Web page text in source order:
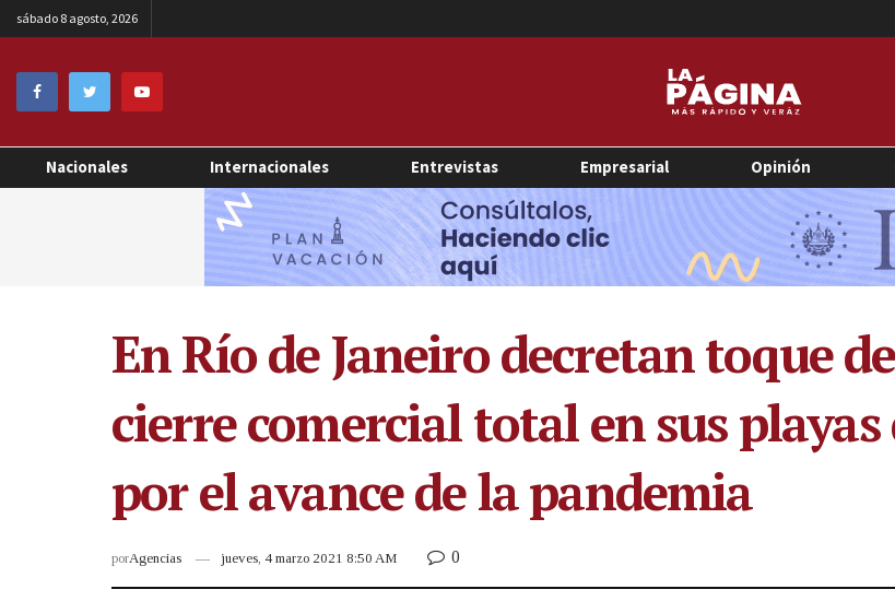
sábado 8 agosto, 2026
Nacionales Internacionales Entrevistas Empresarial Opinión
En Río de Janeiro decretan toque
cierre comercial total en sus
por el avance de la pandemia
porAgencias jueves, 4 marzo 2021 8:50 AM 0